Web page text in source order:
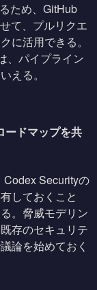
ため、GitHub
て、プルリクエ
に活用できる。
、パイプライン
える。
ードマップを共
Securityの
しておくこと
。脅威モデリン
存のセキュリテ
論を始めておく